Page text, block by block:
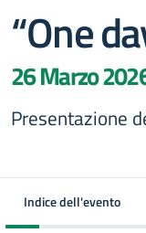
“One
26 Marzo
Presentazione
Indice dell'evento